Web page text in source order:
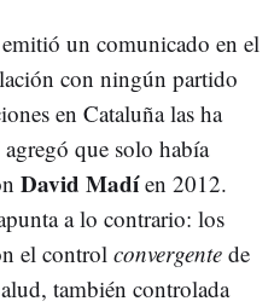
emitió un comunicado en el
con ningún partido
en Cataluña las ha
que solo había
David Madíen 2012.
a lo contrario: los
el control convergente de
también controlada